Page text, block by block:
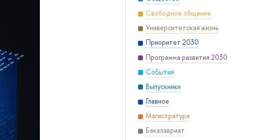
Свободное общение
Университетская жизнь
Приоритет 2030
Программа развития 2030
События
Выпускники
Главное
Магистратура
Бакалавриат